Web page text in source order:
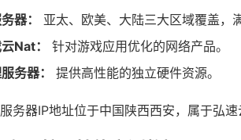
器：
亚太、欧美、大陆三大区域覆盖，
Nat：
针对游戏应用优化的网络产品。
务器：
提供高性能的独立硬件资源。
务器IP地址位于中国陕西西安，属于弘速